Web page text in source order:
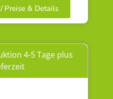
Preise & Details
4-5 Tage plus